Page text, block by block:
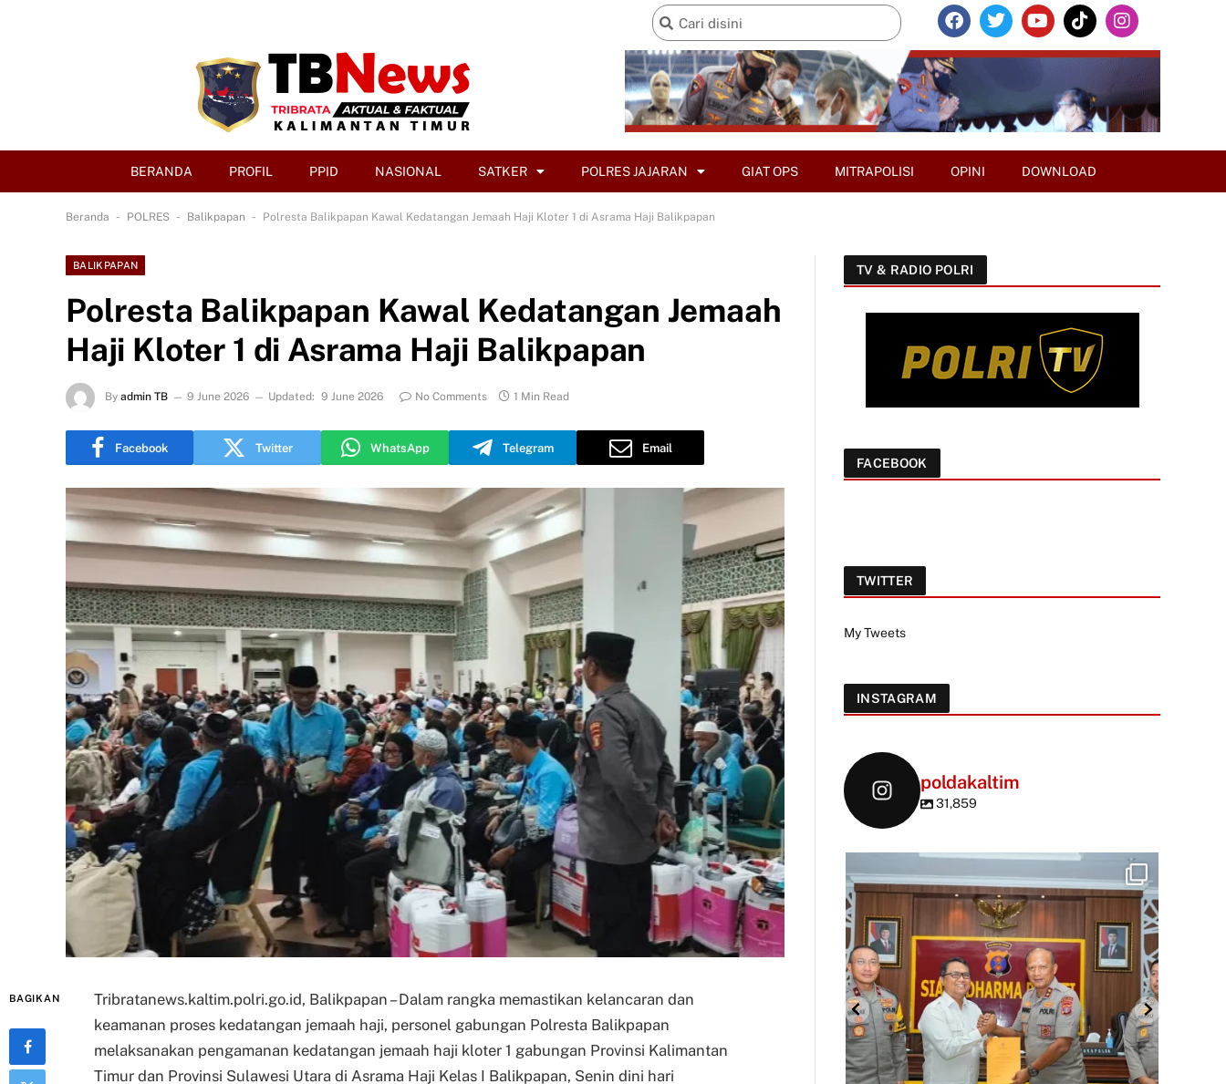
BERANDA PROFIL PPID NASIONAL SATKER POLRES JAJARAN GIAT OPS MITRAPOLISI OPINI DOWNLOAD
Beranda - POLRES - Balikpapan - Polresta Balikpapan Kawal Kedatangan Jemaah Haji Kloter 1 di Asrama Haji Balikpapan
BALIKPAPAN
Polresta Balikpapan Kawal Kedatangan Jemaah
Haji Kloter 1 di Asrama Haji Balikpapan
By admin TB 9 June 2026 Updated: 9 June 2026 No Comments 1 Min Read
Facebook Twitter WhatsApp Telegram Email
BAGIKAN
Tribratanews.kaltim.polri.go.id, Balikpapan – Dalam rangka memastikan kelancaran dan
keamanan proses kedatangan jemaah haji, personel gabungan Polresta Balikpapan
melaksanakan pengamanan kedatangan jemaah haji kloter 1 gabungan Provinsi Kalimantan
Timur dan Provinsi Sulawesi Utara di Asrama Haji Kelas I Balikpapan, Senin dini hari
TV & RADIO POLRI
FACEBOOK
TWITTER
My Tweets
INSTAGRAM
poldakaltim
31,859